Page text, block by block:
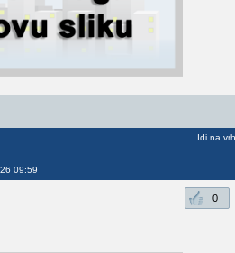
09:59
Idi na vrh
0